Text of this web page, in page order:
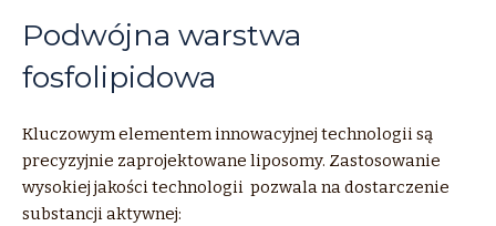
Podwójna warstwa
fosfolipidowa
Kluczowym elementem innowacyjnej technologii są
precyzyjnie zaprojektowane liposomy. Zastosowanie
wysokiej jakości technologii pozwala na dostarczenie
substancji aktywnej: